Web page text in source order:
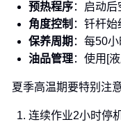
预热程序：启动
角度控制 ：钎杆
保养周期 ：每50
油品管理：使用[
夏季高温期要特别注意
连续作业2小时停